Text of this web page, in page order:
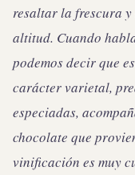
resaltar la frescura y
altitud. Cuando
podemos decir que
carácter varietal,
especiadas,
chocolate que
vinificación es muy